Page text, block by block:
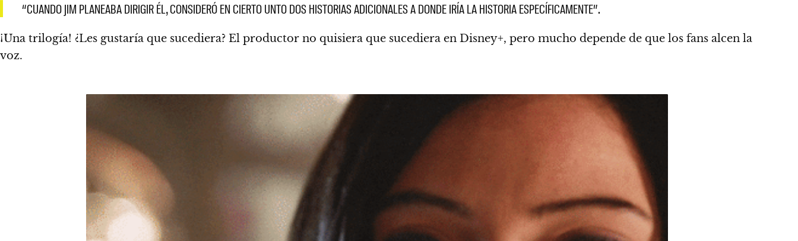
“CUANDO JIM PLANEABA DIRIGIR ÉL, CONSIDERÓ EN CIERTO UNTO DOS HISTORIAS ADICIONALES A DONDE IRÍA LA HISTORIA ESPECÍFICAMENTE”.
¡Una trilogía! ¿Les gustaría que sucediera? El productor no quisiera que sucediera en Disney+, pero mucho depende de que los fans alcen la
voz.